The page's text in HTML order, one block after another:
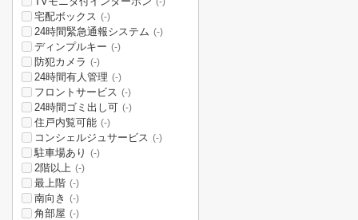
宅配ボックス (-)
24時間緊急通報システム (-)
ディンプルキー (-)
防犯カメラ (-)
24時間有人管理 (-)
フロントサービス (-)
24時間ゴミ出し可 (-)
住戸内覧可能 (-)
コンシェルジュサービス (-)
駐車場あり (-)
2階以上 (-)
最上階 (-)
南向き (-)
角部屋 (-)